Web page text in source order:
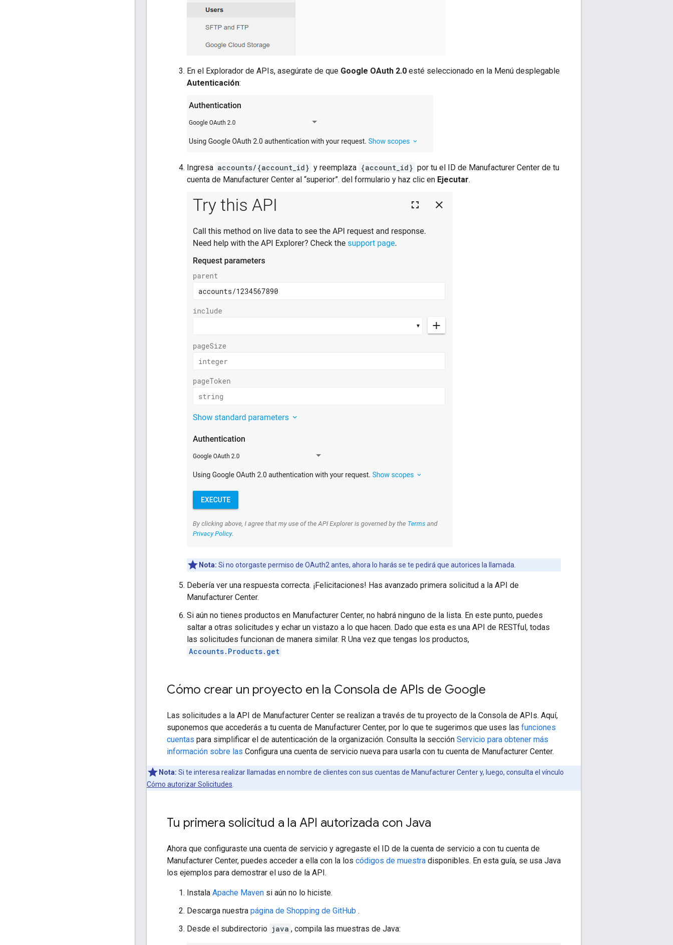
En el Explorador de APIs, asegúrate de que Google OAuth 2.0 esté seleccionado en la Menú desplegable
Autenticación:
Ingresa accounts/{account_id} y reemplaza {account_id} por tu el ID de Manufacturer Center de tu
cuenta de Manufacturer Center al “superior”. del formulario y haz clic en Ejecutar.
Nota: Si no otorgaste permiso de OAuth2 antes, ahora lo harás se te pedirá que autorices la llamada.
Debería ver una respuesta correcta. ¡Felicitaciones! Has avanzado primera solicitud a la API de
Manufacturer Center.
Si aún no tienes productos en Manufacturer Center, no habrá ninguno de la lista. En este punto, puedes
saltar a otras solicitudes y echar un vistazo a lo que hacen. Dado que esta es una API de RESTful, todas
las solicitudes funcionan de manera similar. R Una vez que tengas los productos,
Accounts.Products.get
Cómo crear un proyecto en la Consola de APIs de Google
Las solicitudes a la API de Manufacturer Center se realizan a través de tu proyecto de la Consola de APIs. Aquí,
suponemos que accederás a tu cuenta de Manufacturer Center, por lo que te sugerimos que uses las funciones
cuentas para simplificar el de autenticación de la organización. Consulta la sección Servicio para obtener más
información sobre las Configura una cuenta de servicio nueva para usarla con tu cuenta de Manufacturer Center.
Nota: Si te interesa realizar llamadas en nombre de clientes con sus cuentas de Manufacturer Center y, luego, consulta el vínculo
Cómo autorizar Solicitudes
Tu primera solicitud a la API autorizada con Java
Ahora que configuraste una cuenta de servicio y agregaste el ID de la cuenta de servicio a con tu cuenta de
Manufacturer Center, puedes acceder a ella con la los códigos de muestra disponibles. En esta guía, se usa Java
los ejemplos para demostrar el uso de la API.
Instala Apache Maven si aún no lo hiciste.
Descarga nuestra página de Shopping de GitHub .
Desde el subdirectorio java , compila las muestras de Java: